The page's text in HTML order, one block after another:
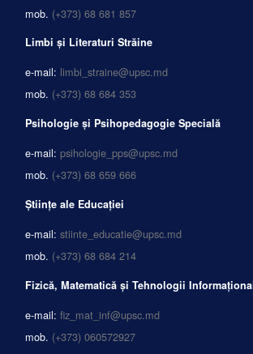
mob. (+373) 68 681 857
Limbi și Literaturi Străine
e-mail: limbi_straine@upsc.md
mob. (+373) 68 684 353
Psihologie și Psihopedagogie Specială
e-mail: psihologie_pps@upsc.md
mob. (+373) 68 659 666
Științe ale Educației
e-mail: stiinte_educatie@upsc.md
mob. (+373) 68 684 214
Fizică, Matematică și Tehnologii
e-mail: fiz_mat_inf@upsc.md
mob. (+373) 060572927